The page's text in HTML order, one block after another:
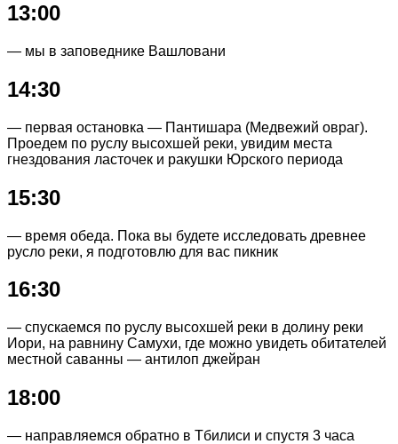
13:00
— мы в заповеднике Вашловани
14:30
— первая остановка — Пантишара (Медвежий овраг).
Проедем по руслу высохшей реки, увидим места
гнездования ласточек и ракушки Юрского периода
15:30
— время обеда. Пока вы будете исследовать древнее
русло реки, я подготовлю для вас пикник
16:30
— спускаемся по руслу высохшей реки в долину реки
Иори, на равнину Самухи, где можно увидеть обитателей
местной саванны — антилоп джейран
18:00
— направляемся обратно в Тбилиси и спустя 3 часа